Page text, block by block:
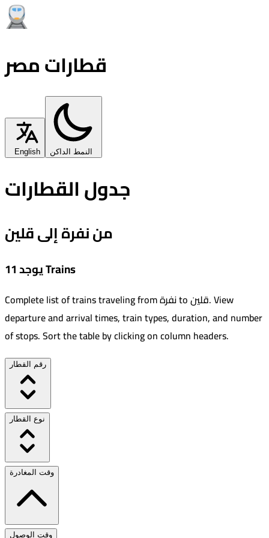
قطارات مصر
English النمط الداكن
جدول القطارات
من نفرة إلى قلين
يوجد 11 Trains
Complete list of trains traveling fromنفرةtoقلين.View
departure and arrival times, train types, duration, and number
of stops. Sort the table by clicking on column headers.
رقم القطار
نوع القطار
وقت المغادرة
وقت الوصول